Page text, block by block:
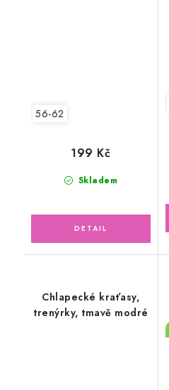
56-62
Skladem
199 Kč
Chlapecké kraťasy,
trenýrky, tmavě modré